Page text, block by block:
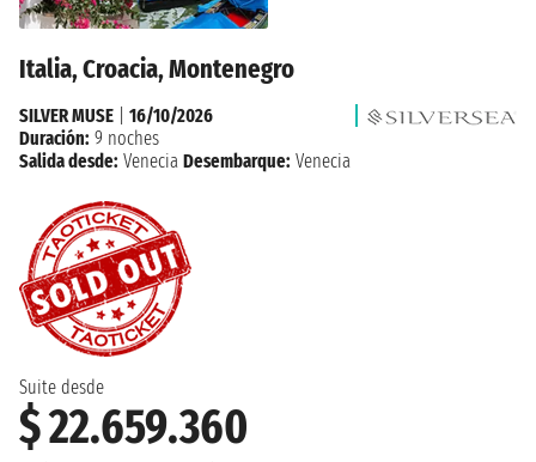
Italia, Croacia, Montenegro
Suite desde
$ 22.659.360
SILVER MUSE
16/10/2026
Duración: 9 noches
Salida desde: Venecia Desembarque: Venecia